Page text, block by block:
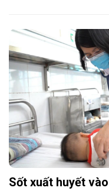
Sốt xuất huyết